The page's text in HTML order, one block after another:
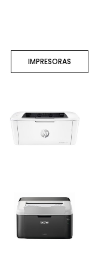
IMPRESORAS